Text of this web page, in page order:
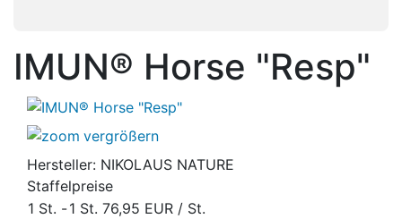
IMUN® Horse "Resp"
vergrößern
Hersteller: NIKOLAUS NATURE
Staffelpreise
1 St. -1 St. 76,95 EUR / St.